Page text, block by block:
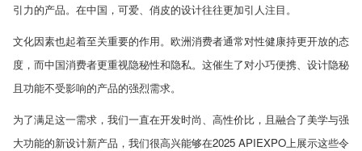
引力的产品。在中国，可爱、俏皮的设计往往更加引人注目。
文化因素也起着至关重要的作用。欧洲消费者通常对性健康持更开放的态
度，而中国消费者更重视隐秘性和隐私。这催生了对小巧便携、设计隐秘
且功能不受影响的产品的强烈需求。
为了满足这一需求，我们一直在开发时尚、高性价比，且融合了美学与强
大功能的新设计新产品，我们很高兴能够在2025 APIEXPO上展示这些令